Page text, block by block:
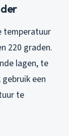
temperatuur
220 graden.
lagen, te
een
te